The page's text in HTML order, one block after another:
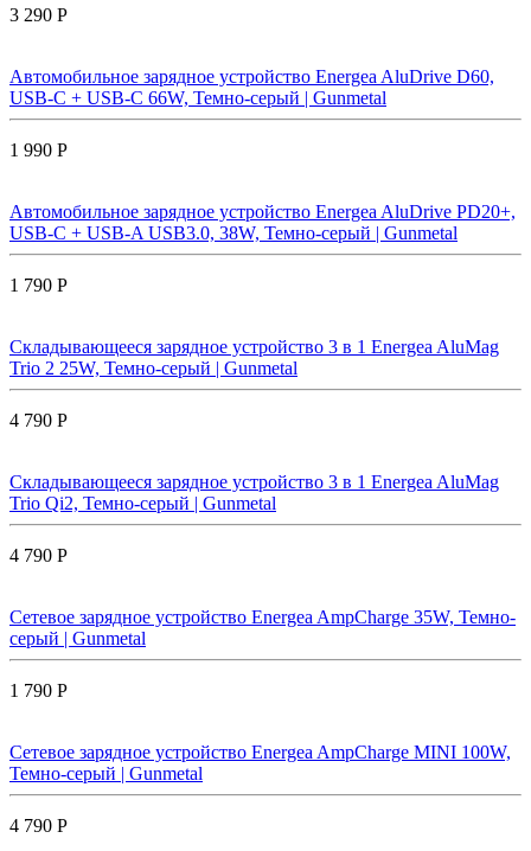
3 290 Р
Автомобильное зарядное устройство Energea AluDrive D60,
USB-C + USB-С 66W, Темно-серый | Gunmetal
1 990 Р
Автомобильное зарядное устройство Energea AluDrive PD20+,
USB-C + USB-A USB3.0, 38W, Темно-серый | Gunmetal
1 790 Р
Складывающееся зарядное устройство 3 в 1 Energea AluMag
Trio 2 25W, Темно-серый | Gunmetal
4 790 Р
Складывающееся зарядное устройство 3 в 1 Energea AluMag
Trio Qi2, Темно-серый | Gunmetal
4 790 Р
Сетевое зарядное устройство Energea AmpCharge 35W, Темно-
серый | Gunmetal
1 790 Р
Сетевое зарядное устройство Energea AmpCharge MINI 100W,
Темно-серый | Gunmetal
4 790 Р